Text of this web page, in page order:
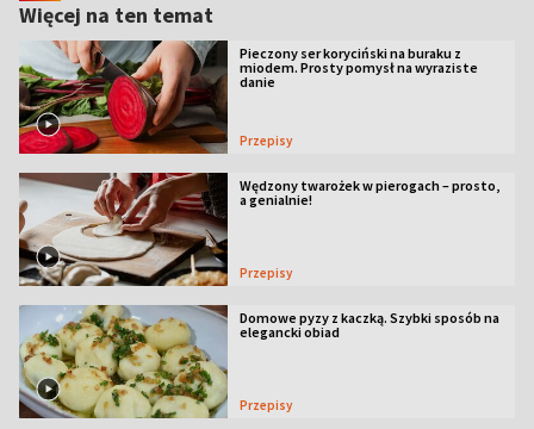
Więcej na ten temat
Pieczony ser koryciński na buraku z
miodem. Prosty pomysł na wyraziste
danie
Przepisy
Wędzony twarożek w pierogach – prosto,
a genialnie!
Przepisy
Domowe pyzy z kaczką. Szybki sposób na
elegancki obiad
Przepisy